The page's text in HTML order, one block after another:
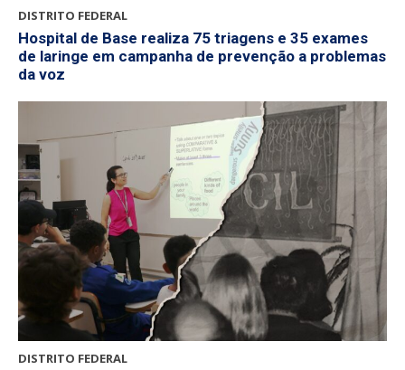
DISTRITO FEDERAL
Hospital de Base realiza 75 triagens e 35 exames
de laringe em campanha de prevenção a problemas
da voz
DISTRITO FEDERAL